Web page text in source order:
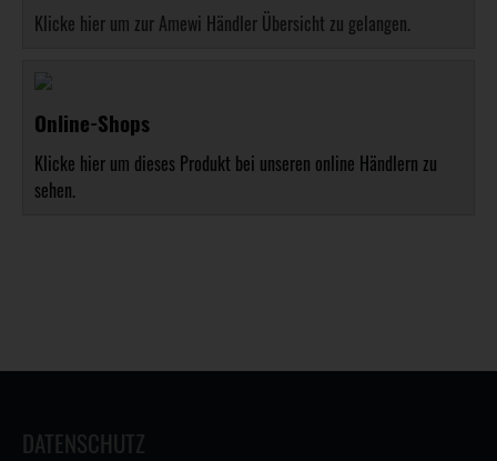
Klicke hier um zur Amewi Händler Übersicht zu gelangen.
Online-Shops
Klicke hier um dieses Produkt bei unseren online Händlern zu
sehen.
DATENSCHUTZ